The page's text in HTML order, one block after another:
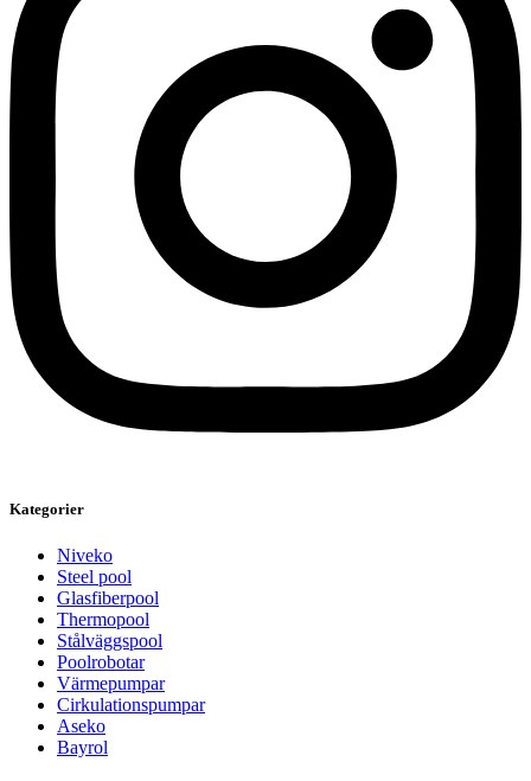
Kategorier
Niveko
Steel pool
Glasfiberpool
Thermopool
Stålväggspool
Poolrobotar
Värmepumpar
Cirkulationspumpar
Aseko
Bayrol